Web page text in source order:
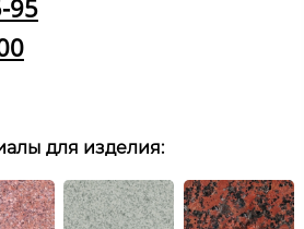
95
для изделия: